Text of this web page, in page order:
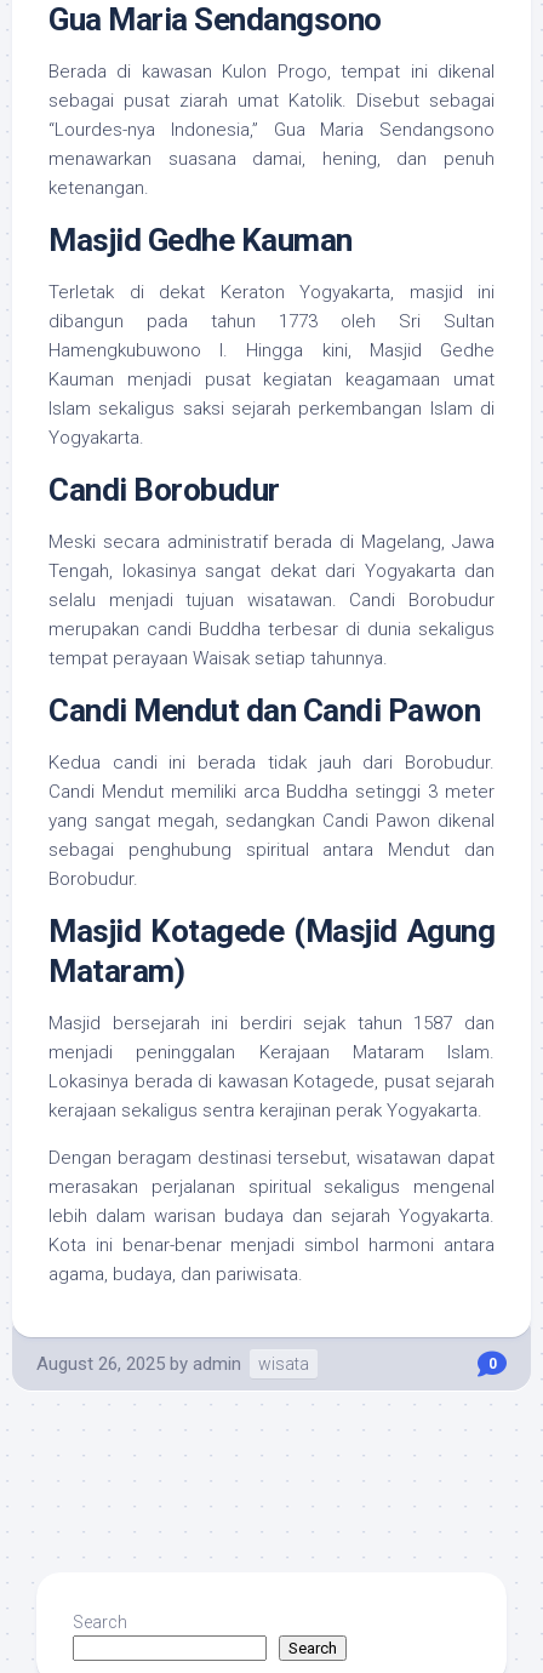
Gua Maria Sendangsono
Berada di kawasan Kulon Progo, tempat ini dikenal
sebagai pusat ziarah umat Katolik. Disebut sebagai
“Lourdes-nya Indonesia,” Gua Maria Sendangsono
menawarkan suasana damai, hening, dan penuh
ketenangan.
Masjid Gedhe Kauman
Terletak di dekat Keraton Yogyakarta, masjid ini
dibangun pada tahun 1773 oleh Sri Sultan
Hamengkubuwono I. Hingga kini, Masjid Gedhe
Kauman menjadi pusat kegiatan keagamaan umat
Islam sekaligus saksi sejarah perkembangan Islam di
Yogyakarta.
Candi Borobudur
Meski secara administratif berada di Magelang, Jawa
Tengah, lokasinya sangat dekat dari Yogyakarta dan
selalu menjadi tujuan wisatawan. Candi Borobudur
merupakan candi Buddha terbesar di dunia sekaligus
tempat perayaan Waisak setiap tahunnya.
Candi Mendut dan Candi Pawon
Kedua candi ini berada tidak jauh dari Borobudur.
Candi Mendut memiliki arca Buddha setinggi 3 meter
yang sangat megah, sedangkan Candi Pawon dikenal
sebagai penghubung spiritual antara Mendut dan
Borobudur.
Masjid Kotagede (Masjid Agung
Mataram)
Masjid bersejarah ini berdiri sejak tahun 1587 dan
menjadi peninggalan Kerajaan Mataram Islam.
Lokasinya berada di kawasan Kotagede, pusat sejarah
kerajaan sekaligus sentra kerajinan perak Yogyakarta.
Dengan beragam destinasi tersebut, wisatawan dapat
merasakan perjalanan spiritual sekaligus mengenal
lebih dalam warisan budaya dan sejarah Yogyakarta.
Kota ini benar-benar menjadi simbol harmoni antara
agama, budaya, dan pariwisata.
August 26, 2025 by admin wisata 0
Search
Search